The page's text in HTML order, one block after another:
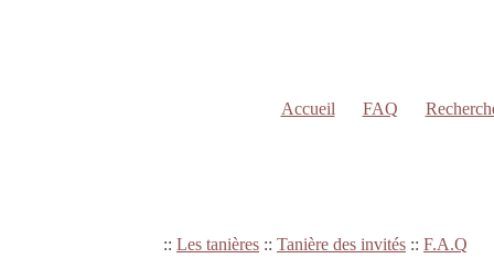
Accueil FAQ
:: Les tanières :: Tanière des invités :: F.A.Q